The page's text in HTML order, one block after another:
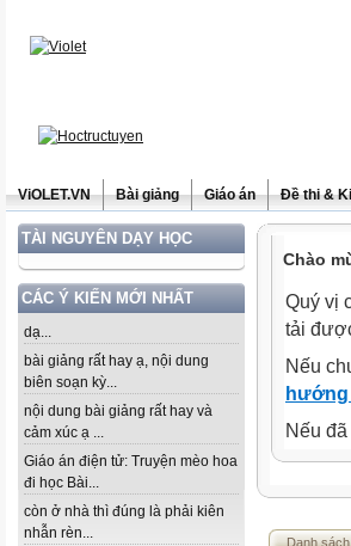
ViOLET.VN Bài giảng Giáo án Đề thi &
TÀI NGUYÊN DẠY HỌC
CÁC Ý KIẾN MỚI NHẤT
dạ...
bài giảng rất hay ạ, nội dung
biên soạn kỳ...
nội dung bài giảng rất hay và
cảm xúc ạ ...
Giáo án điện tử: Truyện mèo hoa
đi học Bài...
còn ở nhà thì đúng là phải kiên
nhẫn rèn...
Chào
Quý vị
tải
Nếu
hướng
Nếu
Danh